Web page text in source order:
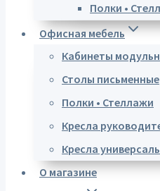
Полки •
Офисная мебель
Кабинеты
Столы письменные
Полки • Стеллажи
Кресла
Кресла
О магазине